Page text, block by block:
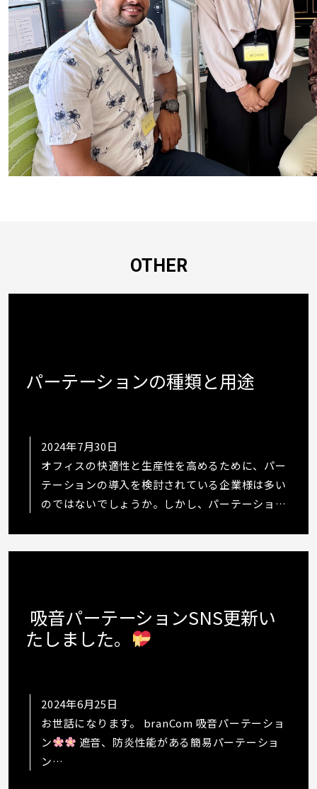
OTHER
パーテーションの種類と用途
2024年7月30日
オフィスの快適性と生産性を高めるために、パー
テーションの導入を検討されている企業様は多い
のではないでしょうか。しかし、パーテーション
吸音パーテーションSNS更新い
たしました。
2024年6月25日
お世話になります。 branCom 吸音パーテーショ
ン
遮音、防炎性能がある簡易パーテーショ
ン